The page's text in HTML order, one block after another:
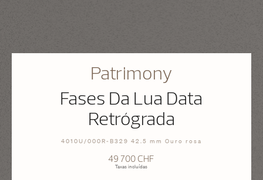
Patrimony
Fases Da Lua Data
Retrógrada
4010U/000R-B329 42.5 mm Ouro rosa
49 700 CHF
Taxas incluídas